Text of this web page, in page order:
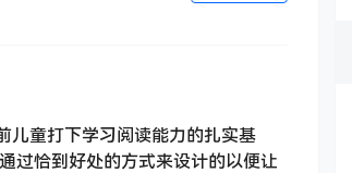
儿童打下学习阅读能力的扎实基
过恰到好处的方式来设计的以便让